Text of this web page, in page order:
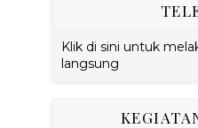
Klik di sini untuk
langsung